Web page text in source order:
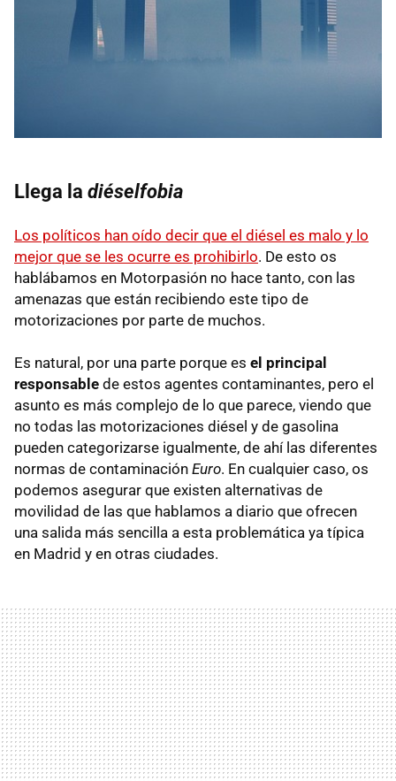
Llega la diéselfobia
Los políticos han oído decir que el diésel es malo y lo
mejor que se les ocurre es prohibirlo. De esto os
hablábamos en Motorpasión no hace tanto, con las
amenazas que están recibiendo este tipo de
motorizaciones por parte de muchos.
Es natural, por una parte porque es el principal
responsable de estos agentes contaminantes, pero el
asunto es más complejo de lo que parece, viendo que
no todas las motorizaciones diésel y de gasolina
pueden categorizarse igualmente, de ahí las diferentes
normas de contaminación Euro. En cualquier caso, os
podemos asegurar que existen alternativas de
movilidad de las que hablamos a diario que ofrecen
una salida más sencilla a esta problemática ya típica
en Madrid y en otras ciudades.